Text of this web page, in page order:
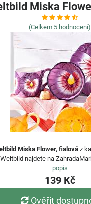
Miska
(Celkem 5 hodnocení)
Miska Flower, fialováz
najdete na
popis
139 Kč
Ověřit